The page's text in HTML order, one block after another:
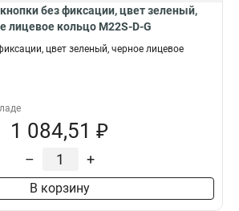
без фиксации, цвет зеленый,
лицевое кольцо M22S-D-G
цвет зеленый, черное лицевое
1 084,51 ₽
– +
В корзину